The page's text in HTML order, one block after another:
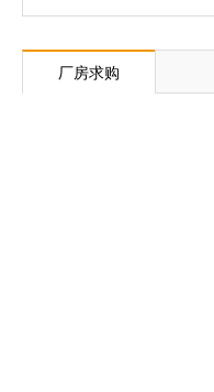
厂房求购